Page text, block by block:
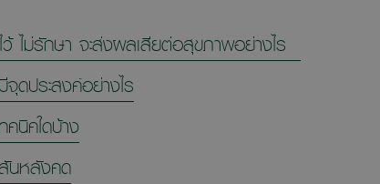
ไม่รักษา จะส่งผลเสียต่อสุขภาพอย่างไร
ดประสงค์อย่างไร
นิคใดบ้าง
นหลังคด